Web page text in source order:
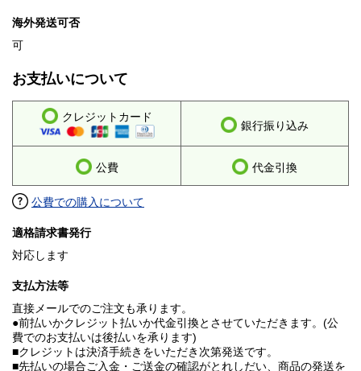
海外発送可否
可
お支払いについて
クレジットカード
銀行振り込み
公費 代金引換
公費での購入について
適格請求書発行
対応します
支払方法等
直接メールでのご注文も承ります。
●前払いかクレジット払いか代金引換とさせていただきます。(公
費でのお支払いは後払いを承ります)
■クレジットは決済手続きをいただき次第発送です。
■先払いの場合ご入金・ご送金の確認がとれしだい、商品の発送を